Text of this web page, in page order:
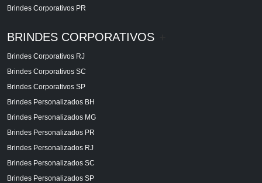
Brindes Corporativos PR
BRINDES CORPORATIVOS
Brindes Corporativos RJ
Brindes Corporativos SC
Brindes Corporativos SP
Brindes Personalizados BH
Brindes Personalizados MG
Brindes Personalizados PR
Brindes Personalizados RJ
Brindes Personalizados SC
Brindes Personalizados SP